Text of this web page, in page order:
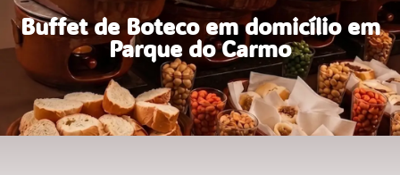
Buffet de Boteco em domicílio em
Parque do Carmo